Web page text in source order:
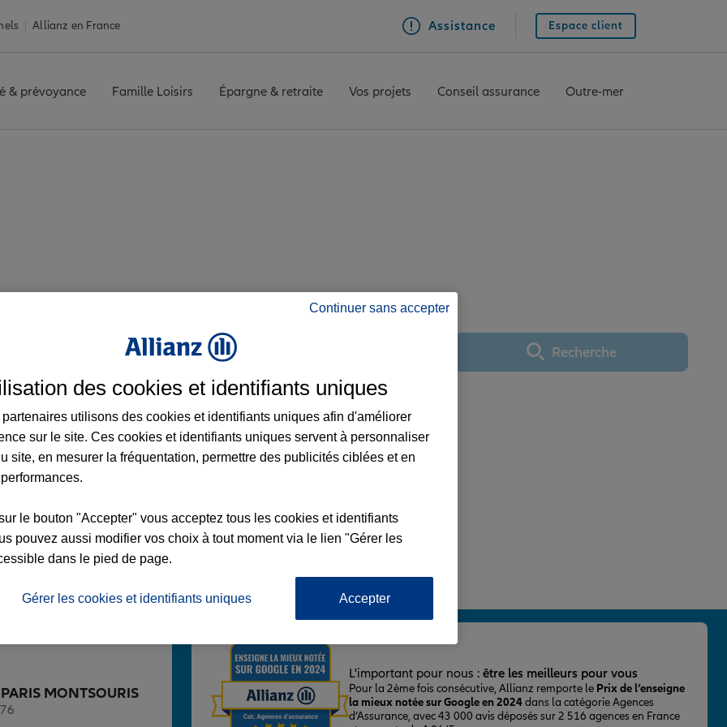
Allianz en France Assistance Espace client
& prévoyance Famille Loisirs Épargne & retraite Vos projets Conseil assurance Outre-mer
Utiliser ma positionRecherche
Voir l'agence
MONTSOURIS
L'important pour nous : être les meilleurs pour vous
Pour la 2ème fois consécutive, Allianz remporte le Prix de l’enseigne
la mieux notée sur Google en 2024dans la catégorie Agences
d’Assurance, avec 43 000 avis déposés sur 2 516 agences en France
Continuer sans accepter
des cookies et identifiants uniques
partenaires utilisons des cookies et identifiants uniques afin d'améliorer
sur le site. Ces cookies et identifiants uniques servent à personnaliser
site, en mesurer la fréquentation, permettre des publicités ciblées et en
le bouton "Accepter" vous acceptez tous les cookies et identifiants
pouvez aussi modifier vos choix à tout moment via le lien "Gérer les
dans le pied de page.
Gérer les cookies et identifiants uniques Accepter